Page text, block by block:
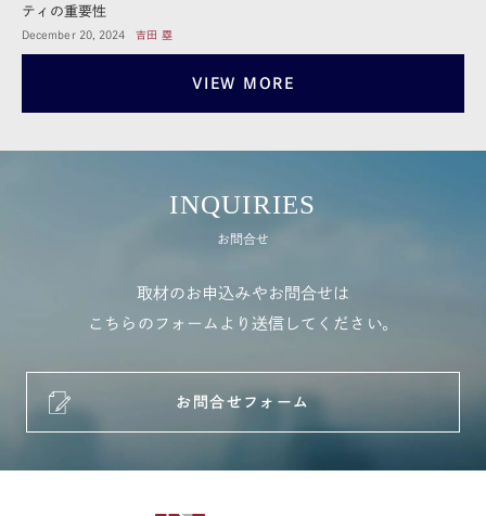
ティの重要性
December 20, 2024 吉田 塁
VIEW MORE
INQUIRIES
お問合せ
取材のお申込みやお問合せは
こちらのフォームより送信してください。
お問合せフォーム